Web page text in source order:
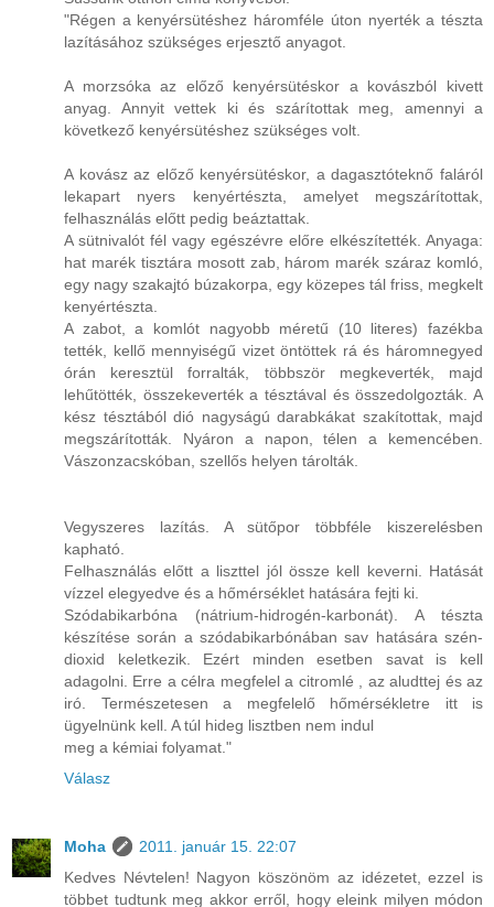
"Régen a kenyérsütéshez háromféle úton nyerték a tészta
lazításához szükséges erjesztő anyagot.
A morzsóka az előző kenyérsütéskor a kovászból kivett
anyag. Annyit vettek ki és szárítottak meg, amennyi a
következő kenyérsütéshez szükséges volt.
A kovász az előző kenyérsütéskor, a dagasztóteknő faláról
lekapart nyers kenyértészta, amelyet megszárítottak,
felhasználás előtt pedig beáztattak.
A sütnivalót fél vagy egészévre előre elkészítették. Anyaga:
hat marék tisztára mosott zab, három marék száraz komló,
egy nagy szakajtó búzakorpa, egy közepes tál friss, megkelt
kenyértészta.
A zabot, a komlót nagyobb méretű (10 literes) fazékba
tették, kellő mennyiségű vizet öntöttek rá és háromnegyed
órán keresztül forralták, többször megkeverték, majd
lehűtötték, összekeverték a tésztával és összedolgozták. A
kész tésztából dió nagyságú darabkákat szakítottak, majd
megszárították. Nyáron a napon, télen a kemencében.
Vászonzacskóban, szellős helyen tárolták.
Vegyszeres lazítás. A sütőpor többféle kiszerelésben
kapható.
Felhasználás előtt a liszttel jól össze kell keverni. Hatását
vízzel elegyedve és a hőmérséklet hatására fejti ki.
Szódabikarbóna (nátrium-hidrogén-karbonát). A tészta
készítése során a szódabikarbónában sav hatására szén-
dioxid keletkezik. Ezért minden esetben savat is kell
adagolni. Erre a célra megfelel a citromlé , az aludttej és az
iró. Természetesen a megfelelő hőmérsékletre itt is
ügyelnünk kell. A túl hideg lisztben nem indul
meg a kémiai folyamat."
Válasz
Moha
2011. január 15. 22:07
Kedves Névtelen! Nagyon köszönöm az idézetet, ezzel is
többet tudtunk meg akkor erről, hogy eleink milyen módon